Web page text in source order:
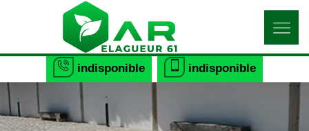
indisponible indisponible